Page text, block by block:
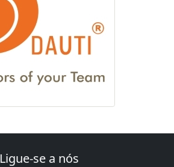
Ligue-se a nós